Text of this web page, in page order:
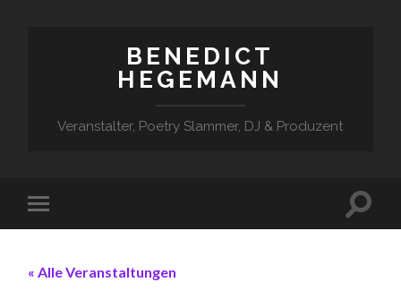
BENEDICT
HEGEMANN
Veranstalter, Poetry Slammer, DJ & Produzent
« Alle Veranstaltungen